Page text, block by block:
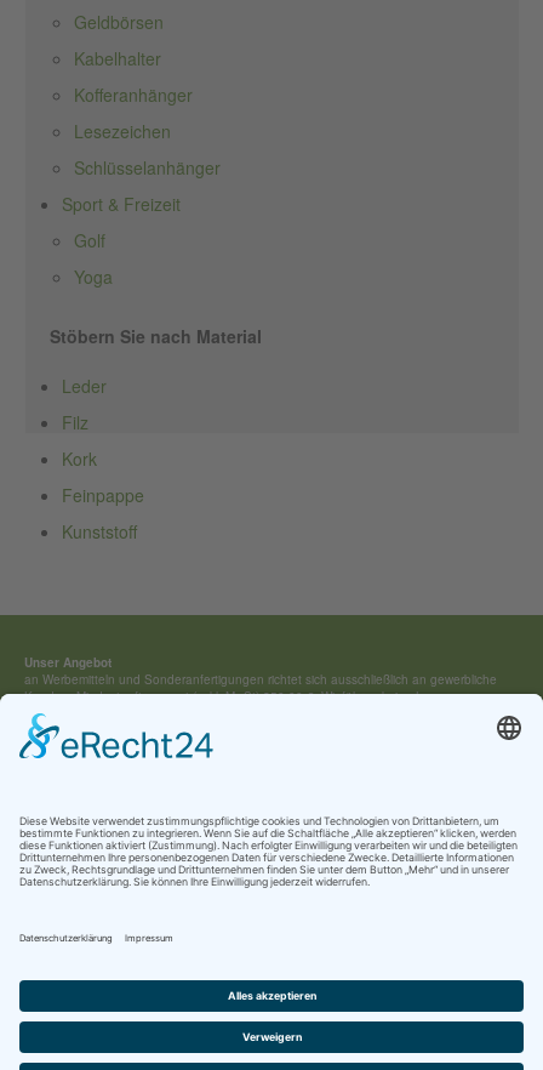
Geldbörsen
Kabelhalter
Kofferanhänger
Lesezeichen
Schlüsselanhänger
Sport & Freizeit
Golf
Yoga
Stöbern Sie nach Material
Leder
Filz
Kork
Feinpappe
Kunststoff
Unser Angebot
an Werbemitteln und Sonderan­fertigungen richtet sich ausschließ­lich an gewerbliche
Kunden. Mindestauftragswert (exkl. MwSt) 250,00 €. Wir führen keine Lagerware,
sondern fertigen jedes Werbemittel individuell für Sie an.
Kontakt:
Tel.: +49 (0) 4154 / 7 95 40-0
Erfahren Sie mehr überunsere Geschichteals traditionsreiches Familienunternehmen
und lernen Sieunsere WerteundKatalogekennen.
Kontakt